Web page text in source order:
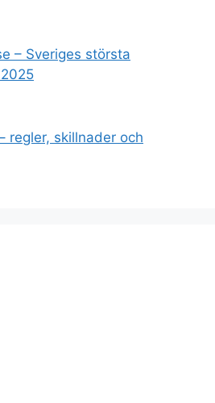
– Sveriges största
regler, skillnader och